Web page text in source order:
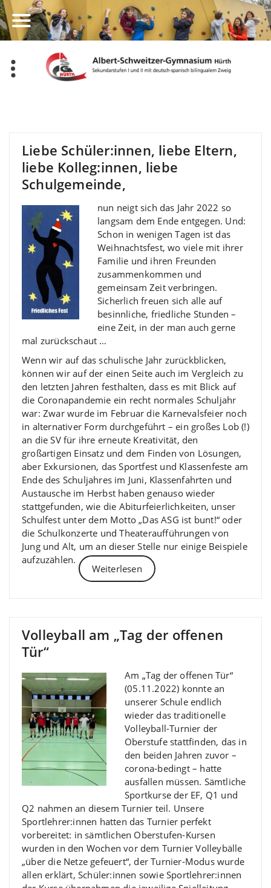
Zum
Inhalt
springen
Liebe Schüler:innen, liebe Eltern,
liebe Kolleg:innen, liebe
Schulgemeinde,
nun neigt sich das Jahr 2022 so
langsam dem Ende entgegen. Und:
Schon in wenigen Tagen ist das
Weihnachtsfest, wo viele mit ihrer
Familie und ihren Freunden
zusammenkommen und
gemeinsam Zeit verbringen.
Sicherlich freuen sich alle auf
besinnliche, friedliche Stunden –
eine Zeit, in der man auch gerne
mal zurückschaut …
Wenn wir auf das schulische Jahr zurückblicken,
können wir auf der einen Seite auch im Vergleich zu
den letzten Jahren festhalten, dass es mit Blick auf
die Coronapandemie ein recht normales Schuljahr
war: Zwar wurde im Februar die Karnevalsfeier noch
in alternativer Form durchgeführt – ein großes Lob (!)
an die SV für ihre erneute Kreativität, den
großartigen Einsatz und dem Finden von Lösungen,
aber Exkursionen, das Sportfest und Klassenfeste am
Ende des Schuljahres im Juni, Klassenfahrten und
Austausche im Herbst haben genauso wieder
stattgefunden, wie die Abiturfeierlichkeiten, unser
Schulfest unter dem Motto „Das ASG ist bunt!“ oder
die Schulkonzerte und Theateraufführungen von
Jung und Alt, um an dieser Stelle nur einige Beispiele
aufzuzählen.
Weiterlesen
Volleyball am „Tag der offenen
Tür“
Am „Tag der offenen Tür“
(05.11.2022) konnte an
unserer Schule endlich
wieder das traditionelle
Volleyball-Turnier der
Oberstufe stattfinden, das in
den beiden Jahren zuvor –
corona-bedingt – hatte
ausfallen müssen. Sämtliche
Sportkurse der EF, Q1 und
Q2 nahmen an diesem Turnier teil. Unsere
Sportlehrer:innen hatten das Turnier perfekt
vorbereitet: in sämtlichen Oberstufen-Kursen
wurden in den Wochen vor dem Turnier Volleybälle
„über die Netze gefeuert“, der Turnier-Modus wurde
allen erklärt, Schüler:innen sowie Sportlehrer:innen